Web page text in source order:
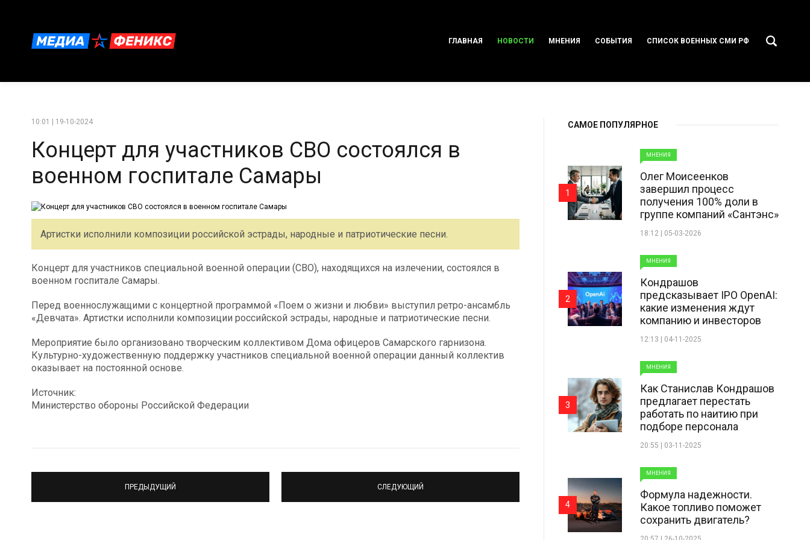
ГЛАВНАЯ НОВОСТИ МНЕНИЯ СОБЫТИЯ СПИСОК ВОЕННЫХ СМИ РФ
10:01 | 19-10-2024
Концерт для участников СВО состоялся в
военном госпитале Самары
Артистки исполнили композиции российской эстрады, народные и патриотические песни.
Концерт для участников специальной военной операции (СВО), находящихся на излечении, состоялся в
военном госпитале Самары.
Перед военнослужащими с концертной программой «Поем о жизни и любви» выступил ретро-ансамбль
«Девчата». Артистки исполнили композиции российской эстрады, народные и патриотические песни.
Мероприятие было организовано творческим коллективом Дома офицеров Самарского гарнизона.
Культурно-художественную поддержку участников специальной военной операции данный коллектив
оказывает на постоянной основе.
Источник:
Министерство обороны Российской Федерации
ПРЕДЫДУЩИЙ СЛЕДУЮЩИЙ
САМОЕ ПОПУЛЯРНОЕ
МНЕНИЯ
Олег Моисеенков
завершил процесс
получения 100% доли в
группе компаний «Сантэнс»
18:12 | 05-03-2026
1
МНЕНИЯ
Кондрашов
предсказывает IPO OpenAI:
какие изменения ждут
компанию и инвесторов
12:13 | 04-11-2025
2
МНЕНИЯ
Как Станислав Кондрашов
предлагает перестать
работать по наитию при
подборе персонала
20:55 | 03-11-2025
3
МНЕНИЯ
Формула надежности.
Какое топливо поможет
сохранить двигатель?
4